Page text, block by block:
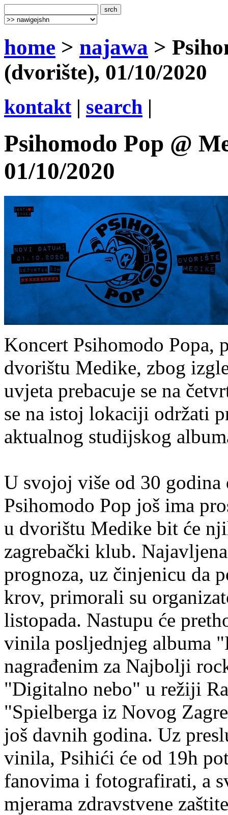
home > najawa >
(dvorište), 01/10/2020
kontakt| search |
Psihomodo Pop @
01/10/2020
Koncert Psihomodo Popa,
dvorištu Medike, zbog
uvjeta prebacuje se na
se na istoj lokaciji održati
aktualnog studijskog
U svojoj više od 30
Psihomodo Pop još ima
u dvorištu Medike bit će
zagrebački klub.
prognoza, uz činjenicu da
krov, primorali su
listopada. Nastupu će
vinila posljednjeg albuma
nagrađenim za Najbolji
"Digitalno nebo" u režiji
"Spielberga iz Novog
još davnih godina. Uz
vinila, Psihići će od 19h
fanovima i fotografirati, a
mjerama zdravstvene